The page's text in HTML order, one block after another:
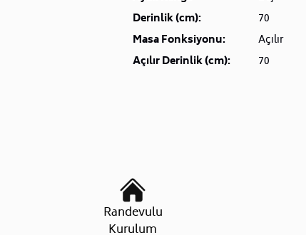
Derinlik (cm):
70
Masa Fonksiyonu:
Açılır
Açılır Derinlik (cm):
70
Randevulu
Kurulum